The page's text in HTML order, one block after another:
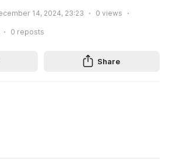
14, 2024, 23:23 0 views
0 reposts
Share